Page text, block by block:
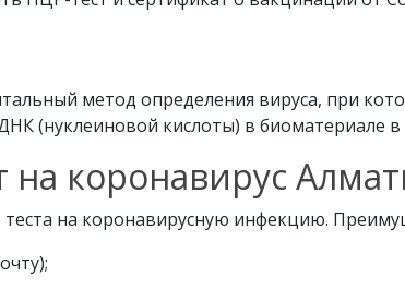
метод определения вируса, при
(нуклеиновой кислоты) в биоматериале
на коронавирус
на коронавирусную инфекцию.